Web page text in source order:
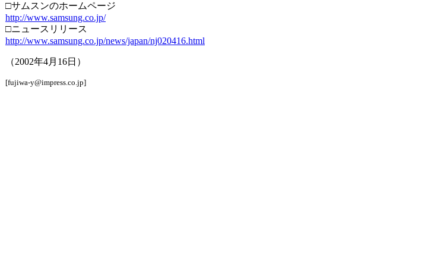
□サムスンのホームページ
http://www.samsung.co.jp/
□ニュースリリース
http://www.samsung.co.jp/news/japan/nj020416.html
（2002年4月16日）
[fujiwa-y@impress.co.jp]